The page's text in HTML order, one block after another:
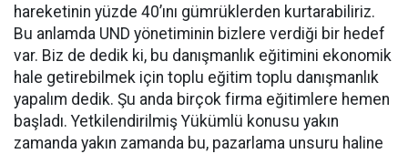
hareketinin yüzde 40’ını gümrüklerden kurtarabiliriz.
Bu anlamda UND yönetiminin bizlere verdiği bir hedef
var. Biz de dedik ki, bu danışmanlık eğitimini ekonomik
hale getirebilmek için toplu eğitim toplu danışmanlık
yapalım dedik. Şu anda birçok firma eğitimlere hemen
başladı. Yetkilendirilmiş Yükümlü konusu yakın
zamanda yakın zamanda bu, pazarlama unsuru haline